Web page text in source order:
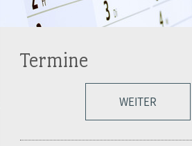
Termine
WEITER